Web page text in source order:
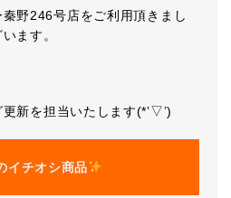
野246号店をご利用頂きまし
ます。
更新を担当いたします(*’▽’)
イチオシ商品